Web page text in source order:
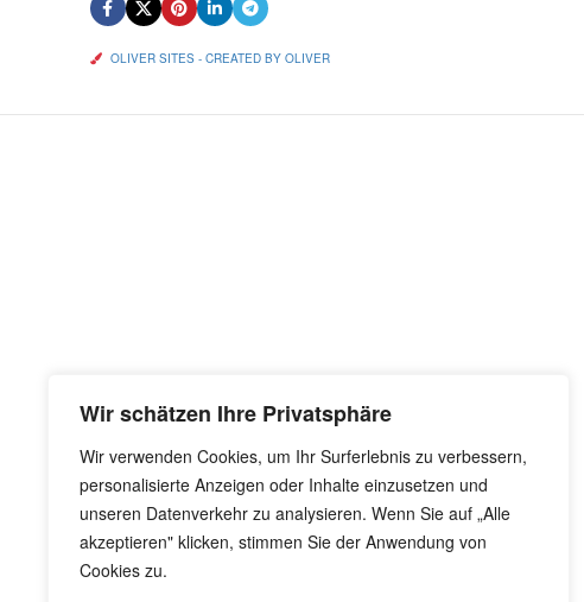
Wir schätzen Ihre Privatsphäre
Wir verwenden Cookies, um Ihr Surferlebnis zu verbessern,
personalisierte Anzeigen oder Inhalte einzusetzen und
unseren Datenverkehr zu analysieren. Wenn Sie auf „Alle
akzeptieren" klicken, stimmen Sie der Anwendung von
Cookies zu.
OLIVER SITES - CREATED BY OLIVER